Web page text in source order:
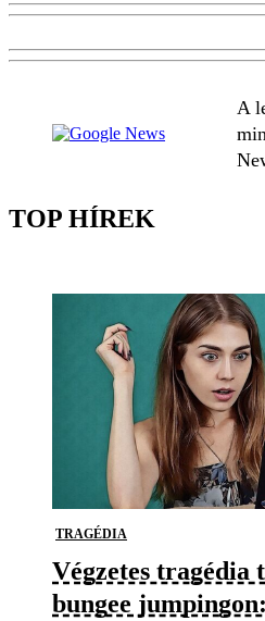
A
TOP HÍREK
TRAGÉDIA
Végzetes tragédia
bungee